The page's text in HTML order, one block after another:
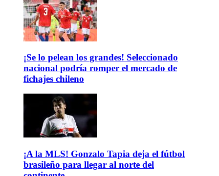
¡Se lo pelean los grandes! Seleccionado
nacional podría romper el mercado de
fichajes chileno
¡A la MLS! Gonzalo Tapia deja el fútbol
brasileño para llegar al norte del